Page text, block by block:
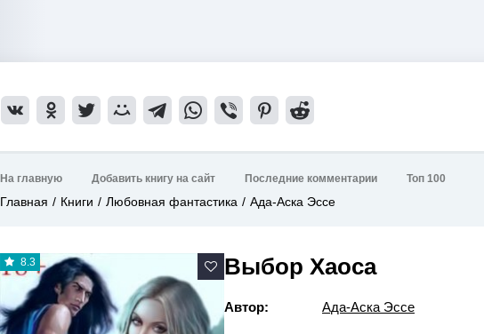
На главную Добавить книгу на сайт Последние комментарии Топ 100
Главная Книги Любовная фантастика Ада-Аска Эссе
8.3 Выбор Хаоса
Автор: Ада-Аска Эссе